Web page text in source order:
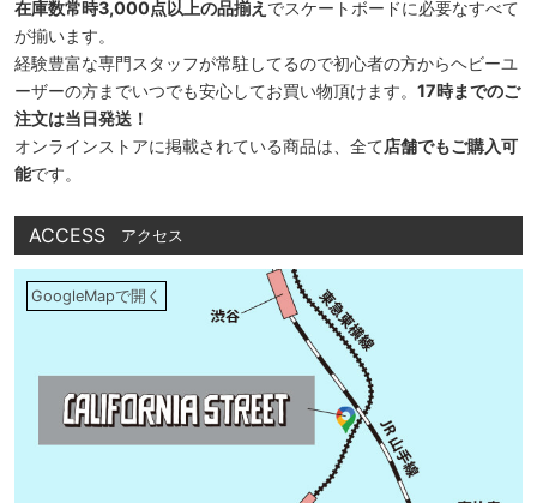
在庫数常時3,000点以上の品揃え でスケートボードに必要なすべて
が揃います。
経験豊富な専門スタッフが常駐してるので初心者の方からヘビーユ
ーザーの方までいつでも安心してお買い物頂けます。 17時までのご
注文は当日発送！
オンラインストアに掲載されている商品は、全て店舗でもご購入可
能です。
ACCESS アクセス
GoogleMapで開く